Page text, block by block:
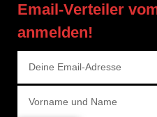
Email-Verteiler
anmelden!